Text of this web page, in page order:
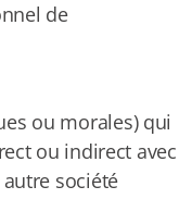
de
ou morales) qui
ou indirect avec
société